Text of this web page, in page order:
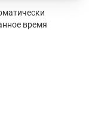
время